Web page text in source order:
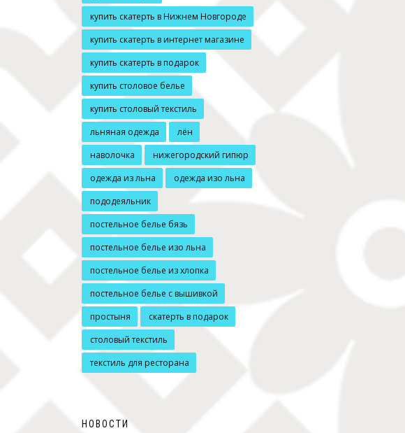
купить скатерть в Нижнем Новгороде
купить скатерть в интернет магазине
купить скатерть в подарок
купить столовое белье
купить столовый текстиль
льняная одежда
лён
наволочка
нижегородский гипюр
одежда из льна
одежда изо льна
пододеяльник
постельное белье бязь
постельное белье изо льна
постельное белье из хлопка
постельное белье с вышивкой
простыня
скатерть в подарок
столовый текстиль
текстиль для ресторана
НОВОСТИ